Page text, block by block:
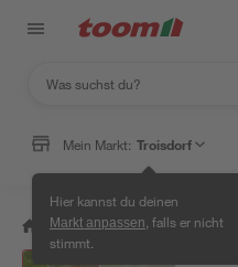
Mein Markt: Troisdorf
Hier kannst du deinen
Markt anpassen , falls er nicht
stimmt.
/ Garten & Freizeit / Pflanzen